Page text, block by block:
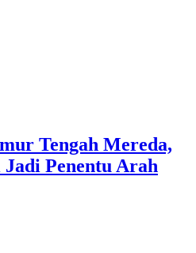
Tengah Mereda,
Penentu Arah